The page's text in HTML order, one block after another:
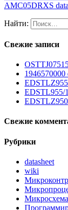
AMC05DRXS
Найти:
Свежие записи
1946570000
EDSTL955/
Свежие
Рубрики
datasheet
wiki
Микросхема